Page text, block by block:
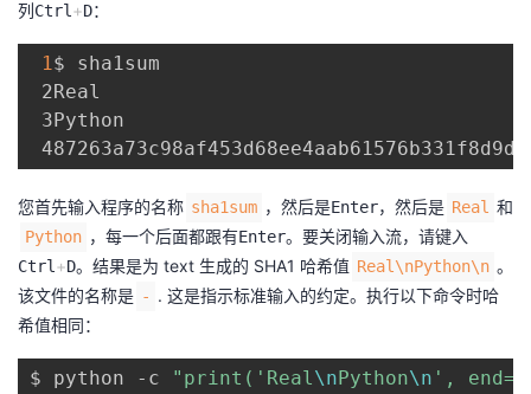
列Ctrl +D：
1$ sha1sum
2Real
3Python
您首先输入程序的名称 sha1sum ，然后是Enter，然后是 Real 和
Python ，每一个后面都跟有Enter。要关闭输入流，请键入
Ctrl +D。结果是为 text 生成的 SHA1 哈希值 Real\nPython\n 。
该文件的名称是 - . 这是指示标准输入的约定。执行以下命令时哈
希值相同：
$ python -c "print('Real\nPython\n ',